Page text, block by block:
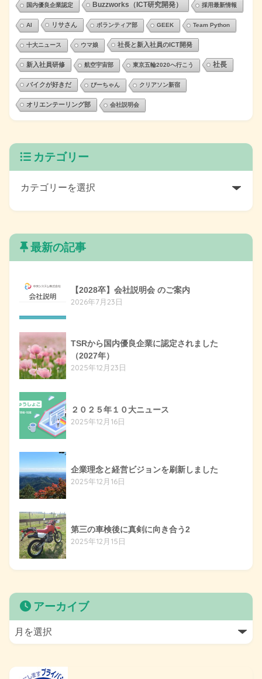
国内優良企業認定 Buzzworks（ICT研究開発） 採用最新情報
AI リサさん ボランティア部 GEEK Team Python
十大ニュース ウマ娘 社長と新入社員のICT開発
新入社員研修 航空宇宙部 東京五輪2020へ行こう 社長
バイクが好きだ ぴーちゃん クリアソン新宿
オリエンテーリング部 会社説明会
カテゴリー
最新の記事
【2028卒】会社説明会 のご案内
2026年7月23日
TSRから国内優良企業に認定されました
（2027年）
2025年12月23日
２０２５年１０大ニュース
2025年12月16日
企業理念と経営ビジョンを刷新しました
2025年12月16日
第三の車検後に真剣に向き合う2
2025年12月15日
アーカイブ